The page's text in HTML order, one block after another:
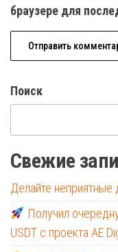
браузере для
Поиск
Свежие
Делайте неприятные
Получил
USDT с проекта AE